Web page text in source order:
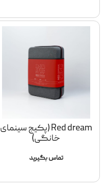
Red dream (پکیج سینمای
خانگی)
تماس بگیرید